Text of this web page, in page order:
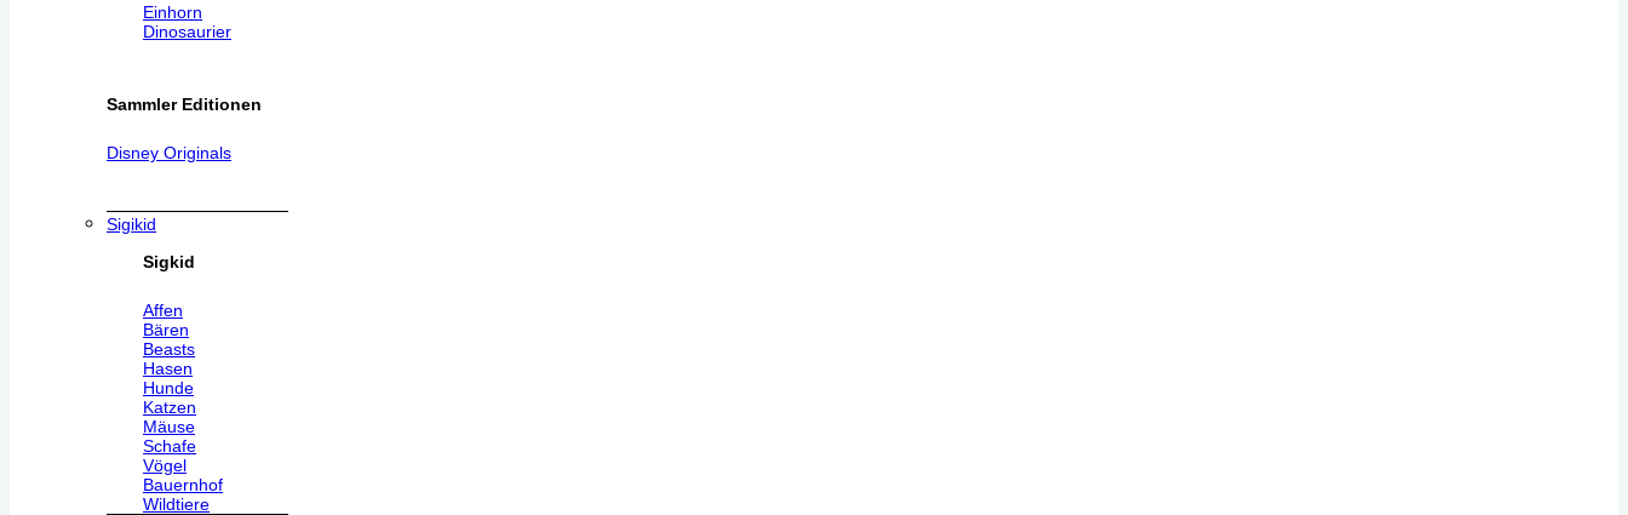
Einhorn
Dinosaurier
Sammler Editionen
Disney Originals
Sigikid
Sigkid
Affen
Bären
Beasts
Hasen
Hunde
Katzen
Mäuse
Schafe
Vögel
Bauernhof
Wildtiere